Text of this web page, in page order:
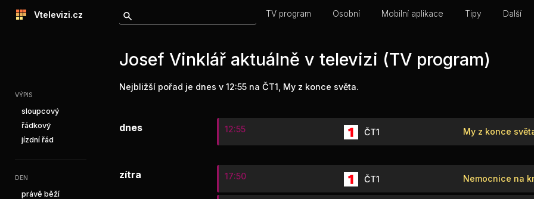
Vtelevizi.cz TV program Osobní Mobilní aplikace Tipy Další
VÝPIS
sloupcový
řádkový
jízdní řád
DEN
právě běží
Josef Vinklář aktuálně v televizi (TV program)
Nejbližší pořad je dnes v 12:55 na ČT1, My z konce světa.
dnes 12:55 ČT1 My z konce
zítra 17:50 ČT1 Nemocnice na